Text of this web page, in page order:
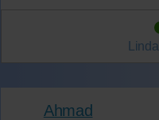
Linda
Ahmad